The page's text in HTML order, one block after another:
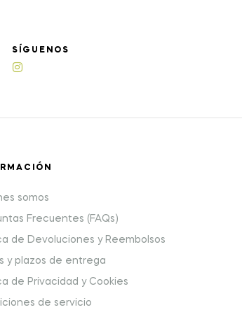
SÍGUENOS
somos
Frecuentes (FAQs)
de Devoluciones y Reembolsos
y plazos de entrega
de Privacidad y Cookies
de servicio